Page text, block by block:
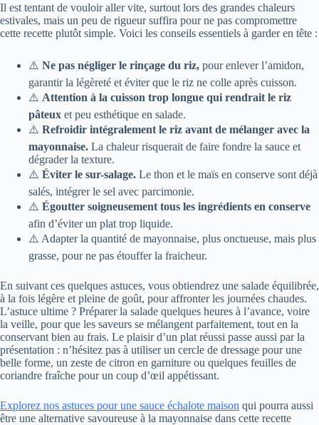
Il est tentant de vouloir aller vite, surtout lors des grandes chaleurs
estivales, mais un peu de rigueur suffira pour ne pas compromettre
cette recette plutôt simple. Voici les conseils essentiels à garder en tête :
⚠️ Ne pas négliger le rinçage du riz, pour enlever l’amidon,
garantir la légèreté et éviter que le riz ne colle après cuisson.
⚠️ Attention à la cuisson trop longue qui rendrait le riz
pâteux et peu esthétique en salade.
⚠️ Refroidir intégralement le riz avant de mélanger avec la
mayonnaise. La chaleur risquerait de faire fondre la sauce et
dégrader la texture.
⚠️ Éviter le sur-salage. Le thon et le maïs en conserve sont déjà
salés, intégrer le sel avec parcimonie.
⚠️ Égoutter soigneusement tous les ingrédients en conserve
afin d’éviter un plat trop liquide.
⚠️ Adapter la quantité de mayonnaise, plus onctueuse, mais plus
grasse, pour ne pas étouffer la fraicheur.
En suivant ces quelques astuces, vous obtiendrez une salade équilibrée,
à la fois légère et pleine de goût, pour affronter les journées chaudes.
L’astuce ultime ? Préparer la salade quelques heures à l’avance, voire
la veille, pour que les saveurs se mélangent parfaitement, tout en la
conservant bien au frais. Le plaisir d’un plat réussi passe aussi par la
présentation : n’hésitez pas à utiliser un cercle de dressage pour une
belle forme, un zeste de citron en garniture ou quelques feuilles de
coriandre fraîche pour un coup d’œil appétissant.
Explorez nos astuces pour une sauce échalote maison qui pourra aussi
être une alternative savoureuse à la mayonnaise dans cette recette